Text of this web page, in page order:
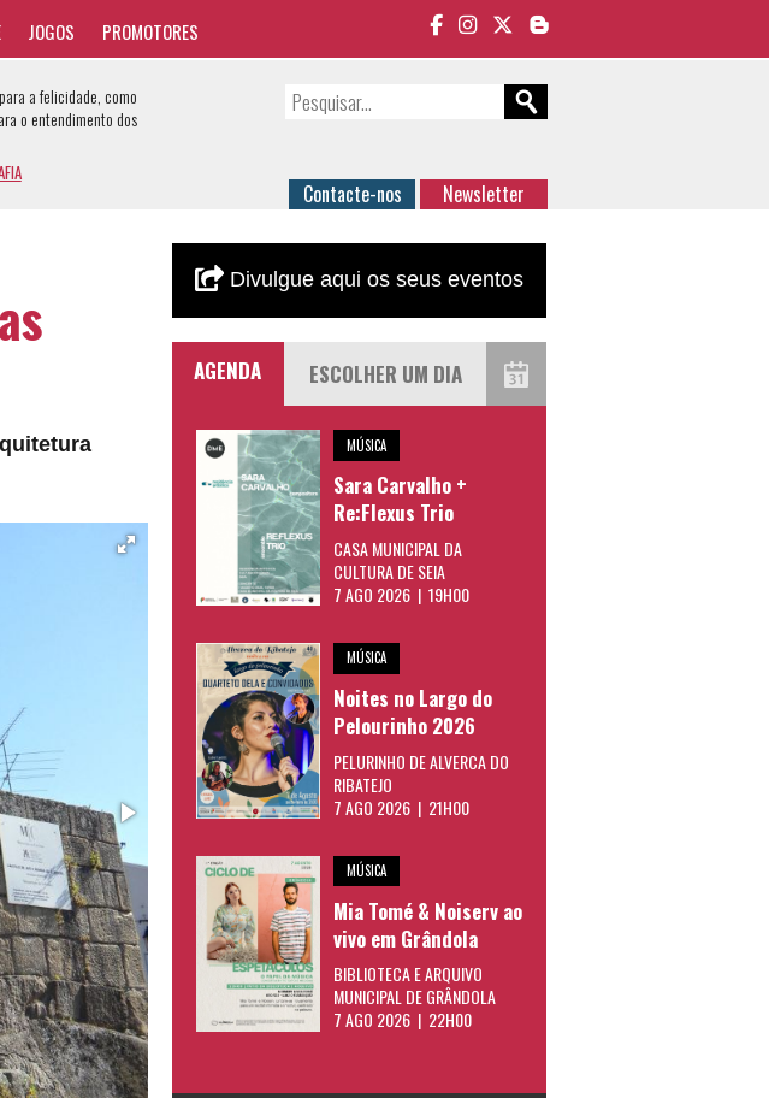
JOGOS PROMOTORES
a felicidade, como
o entendimento dos
Contacte-nos Newsletter
Divulgue aqui os seus eventos
AGENDA
MÚSICA
Sara Carvalho +
Re:Flexus Trio
CASA MUNICIPAL DA
CULTURA DE SEIA
7 AGO 2026 | 19H00
MÚSICA
Noites no Largo do
Pelourinho 2026
PELURINHO DE ALVERCA DO
RIBATEJO
7 AGO 2026 | 21H00
MÚSICA
Mia Tomé & Noiserv ao
vivo em Grândola
BIBLIOTECA E ARQUIVO
MUNICIPAL DE GRÂNDOLA
7 AGO 2026 | 22H00